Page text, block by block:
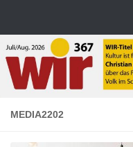
MEDIA2202